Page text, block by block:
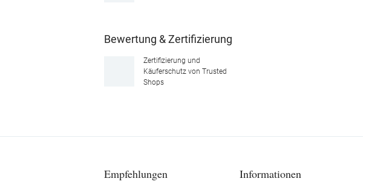
Bewertung & Zertifizierung
Zertifizierung und
Käuferschutz von Trusted
Shops
Empfehlungen Informationen